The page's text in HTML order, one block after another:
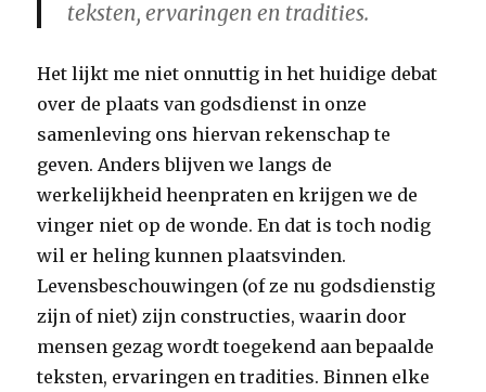
teksten, ervaringen en tradities.
Het lijkt me niet onnuttig in het huidige debat
over de plaats van godsdienst in onze
samenleving ons hiervan rekenschap te
geven. Anders blijven we langs de
werkelijkheid heenpraten en krijgen we de
vinger niet op de wonde. En dat is toch nodig
wil er heling kunnen plaatsvinden.
Levensbeschouwingen (of ze nu godsdienstig
zijn of niet) zijn constructies, waarin door
mensen gezag wordt toegekend aan bepaalde
teksten, ervaringen en tradities. Binnen elke